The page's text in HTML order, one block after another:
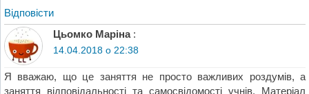
Відповіcти
Цьомко Маріна :
14.04.2018 о 22:38
Я вважаю, що це заняття не просто важливих роздумів, а
заняття відповідальності та самосвідомості учнів. Матеріал